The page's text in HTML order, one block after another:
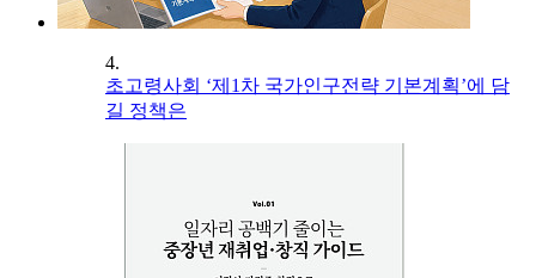
4.
초고령사회 ‘제1차 국가인구전략 기본계획’에 담
길 정책은